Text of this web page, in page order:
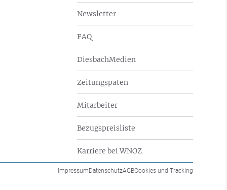
Newsletter
FAQ
DiesbachMedien
Zeitungspaten
Mitarbeiter
Bezugspreisliste
Karriere bei WNOZ
ImpressumDatenschutzAGBCookies und Tracking